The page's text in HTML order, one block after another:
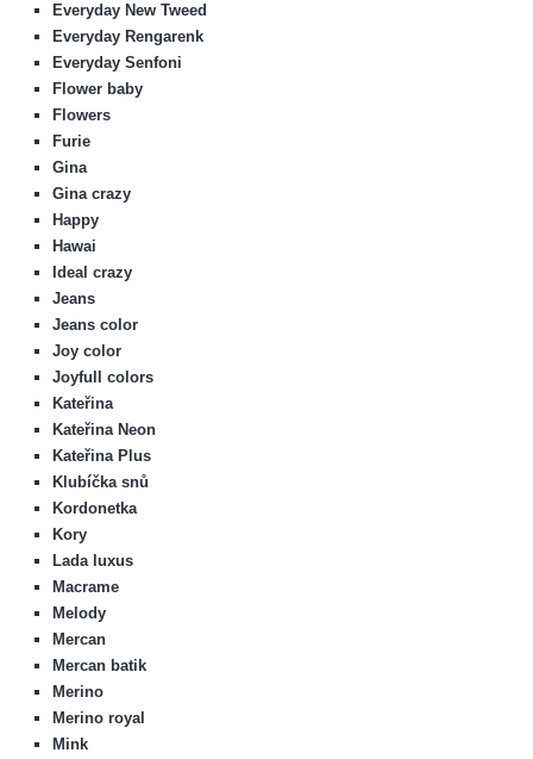
Everyday New Tweed
Everyday Rengarenk
Everyday Senfoni
Flower baby
Flowers
Furie
Gina
Gina crazy
Happy
Hawai
Ideal crazy
Jeans
Jeans color
Joy color
Joyfull colors
Kateřina
Kateřina Neon
Kateřina Plus
Klubíčka snů
Kordonetka
Kory
Lada luxus
Macrame
Melody
Mercan
Mercan batik
Merino
Merino royal
Mink